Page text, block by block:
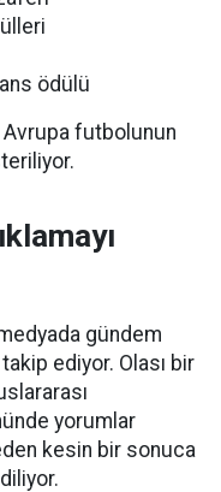
ödülü
Avrupa futbolunun
gündem
ediyor. Olası bir
yorumlar
kesin bir sonuca